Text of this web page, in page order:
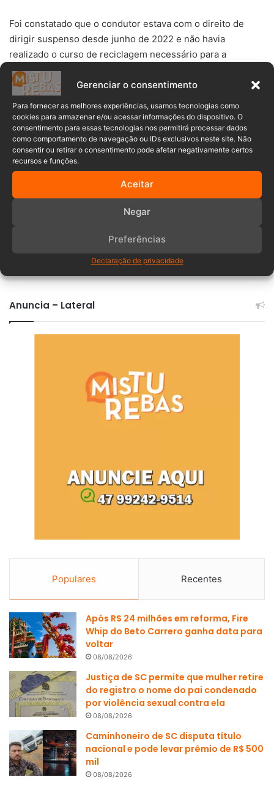
Gerenciar o consentimento
Para fornecer as melhores experiências, usamos tecnologias como
cookies para armazenar e/ou acessar informações do dispositivo. O
consentimento para essas tecnologias nos permitirá processar dados
como comportamento de navegação ou IDs exclusivos neste site. Não
consentir ou retirar o consentimento pode afetar negativamente certos
recursos e funções.
Aceitar
Negar
Preferências
Declaração de privacidade
Foi constatado que o condutor estava com o direito de
dirigir suspenso desde junho de 2022 e não havia
realizado o curso de reciclagem necessário para a
regularização.
Acidente bater cair homem
morre poste rio SC-415
Comentários
Anuncia – Lateral
Populares Recentes
Após R$ 24 milhões em reforma, Fire
Whip do Beto Carrero ganha data para
voltar
08/08/2026
Justiça de SC permite que mulher retire
do registro o nome do pai condenado
por violência sexual contra ela
08/08/2026
Caminhoneiro de SC disputa título
nacional e pode levar prêmio de R$ 500
mil
08/08/2026